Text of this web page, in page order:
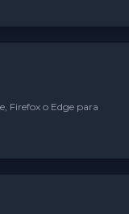
Firefox o Edge para